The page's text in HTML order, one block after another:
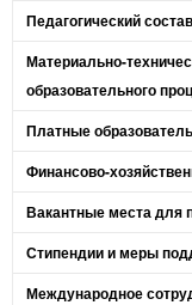
Педагогический состав
Материально-
образовательного
Платные
Финансово-
Вакантные места для
Стипендии и меры
Международное